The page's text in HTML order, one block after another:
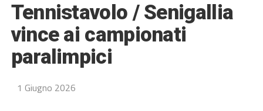
Tennistavolo / Senigallia
vince ai campionati
paralimpici
1 Giugno 2026